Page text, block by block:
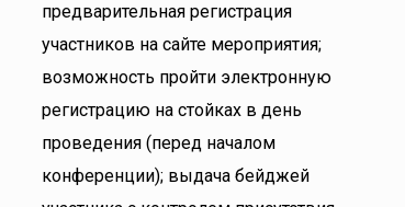
предварительная регистрация
участников на сайте мероприятия;
возможность пройти электронную
регистрацию на стойках в день
проведения (перед началом
конференции); выдача бейджей